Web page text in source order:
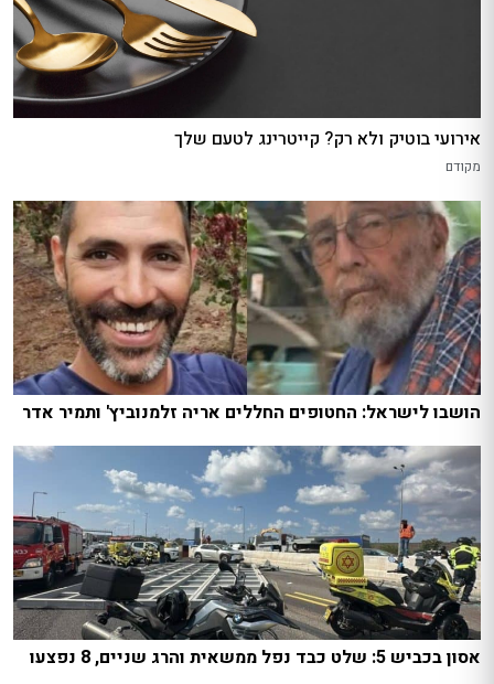
אירועי בוטיק ולא רק? קייטרינג לטעם שלך
מקודם
הושבו לישראל: החטופים החללים אריה זלמנוביץ' ותמיר אדר
אסון בכביש 5: שלט כבד נפל ממשאית והרג שניים, 8 נפצעו